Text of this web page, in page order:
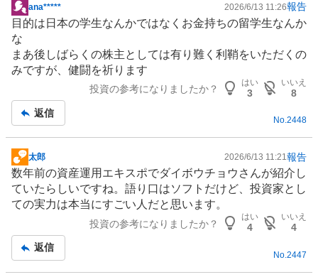
掲
示
板
記
事
ana***** 2026/6/13 11:26報告
目的は日本の学生なんかではなくお金持ちの留学生なんか
な
まあ後しばらくの株主としては有り難く利鞘をいただくの
みですが、健闘を祈ります
投資の参考になりましたか？
はい
3
いいえ
8
返信
No.2448
掲
示
板
記
太郎 2026/6/13 11:21報告
数年前の資産運用 エキスポでダイボウチョウさんが紹介し
ていたらしいですね。語り口はソフトだけど、投資家とし
ての実力は本当にすごい人だと思います。
投資の参考になりましたか？
はい
4
いいえ
4
返信
No. 2447